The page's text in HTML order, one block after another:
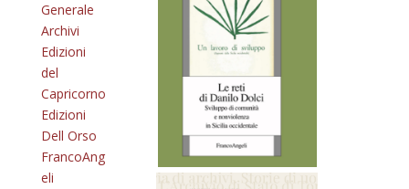
Generale
Archivi
Edizioni
del
Capricorno
Edizioni
Dell Orso
FrancoAng
eli